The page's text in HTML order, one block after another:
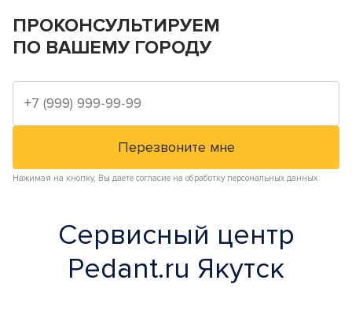
ПРОКОНСУЛЬТИРУЕМ
ПО ВАШЕМУ ГОРОДУ
Нажимая на кнопку, Вы даете согласие на обработку персональных данных
Сервисный центр
Pedant.ru Якутск